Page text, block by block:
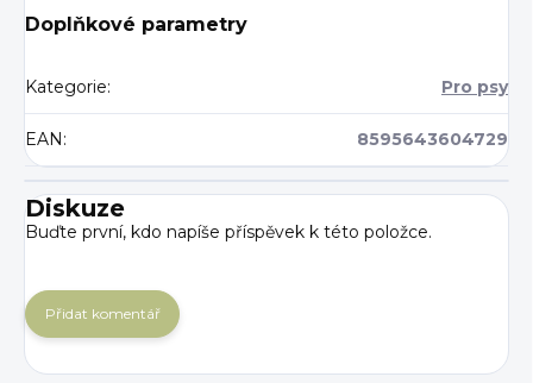
Doplňkové parametry
Kategorie: Pro psy
EAN : 8595643604729
Diskuze
Buďte první, kdo napíše příspěvek k této položce.
Přidat komentář